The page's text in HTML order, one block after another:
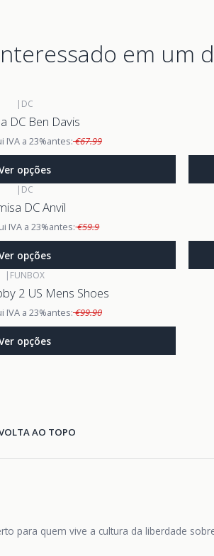
em um
| DC
DC Ben Davis
IVA a 23%antes:€67.99
opções
| DC
DC Anvil
IVA a 23%antes:€59.9
opções
| FUNBOX
2 US Mens Shoes
IVA a 23%antes:€99.90
opções
AO TOPO
para quem vive a cultura da liberdade